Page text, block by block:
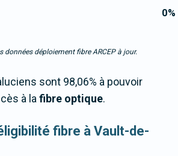
0%
données déploiement fibre ARCEP à jour.
sont 98,06% à pouvoir
à lafibre optique.
fibre à Vault-de-